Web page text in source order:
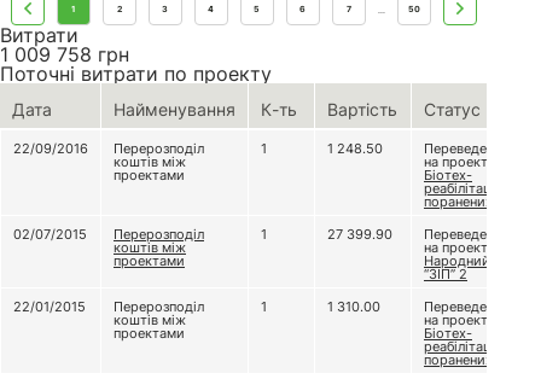
1 2 3 4 5 6 7 50
Витрати
1 009 758 грн
Поточні витрати по проекту
Дата Найменування К-ть Вартість Статус
22/09/2016 Перерозподіл
коштів між
проектами
1 1 248.50 Переведено
на проект
Біотех-
реабілітація
поранених
02/07/2015
Перерозподіл
коштів між
проектами
1 27 399.90 Переведено
на проект
Народний
“ЗІП” 2
22/01/2015
Перерозподіл
коштів між
проектами
1 1 310.00 Переведено
на проект
Біотех-
реабілітація
поранених